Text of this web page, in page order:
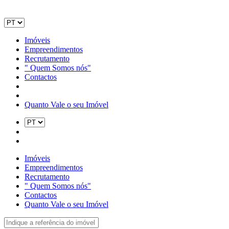
Imóveis
Empreendimentos
Recrutamento
" Quem Somos nós"
Contactos
Quanto Vale o seu Imóvel
Imóveis
Empreendimentos
Recrutamento
" Quem Somos nós"
Contactos
Quanto Vale o seu Imóvel